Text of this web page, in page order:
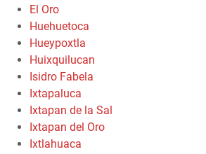
El Oro
Huehuetoca
Hueypoxtla
Huixquilucan
Isidro Fabela
Ixtapaluca
Ixtapan de la Sal
Ixtapan del Oro
Ixtlahuaca